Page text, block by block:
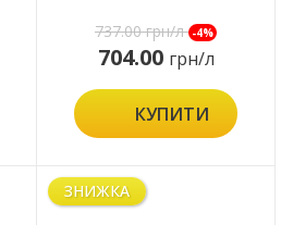
737.00грн/л -4%
704.00 грн/л
КУПИТИ
ЗНИЖКА